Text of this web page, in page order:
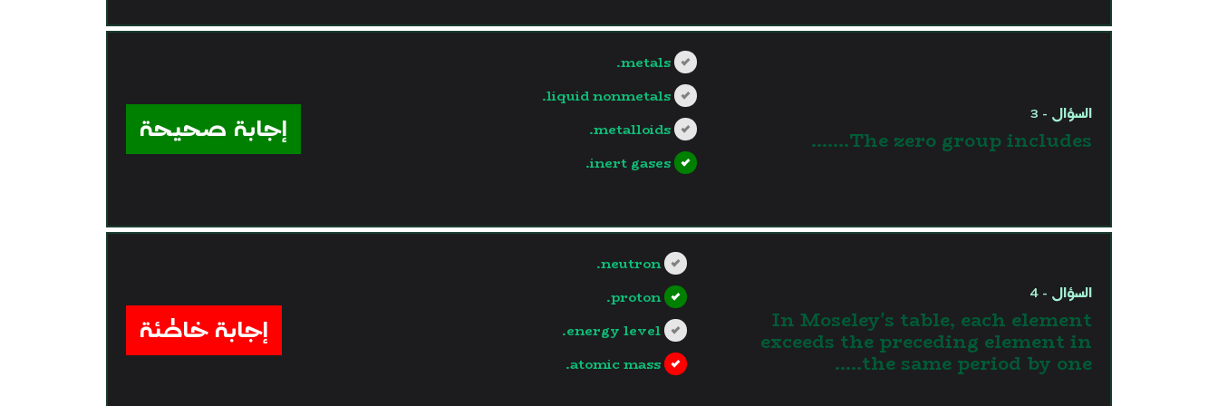
السؤال - 3
The zero group includes.......
metals.
liquid nonmetals.
metalloids.
inert gases.
إجابة صحيحة
السؤال - 4
In Moseley's table, each element
exceeds the preceding element in
the same period by one…..
neutron.
proton.
energy level.
atomic mass.
إجابة خاطئة